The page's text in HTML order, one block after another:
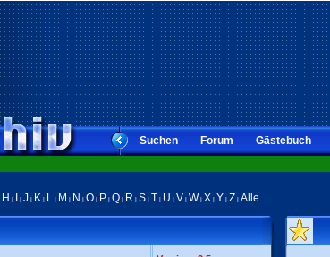
Suchen Forum Gästebuch
H J K L M N O P Q R S T U V W X Y Z Alle